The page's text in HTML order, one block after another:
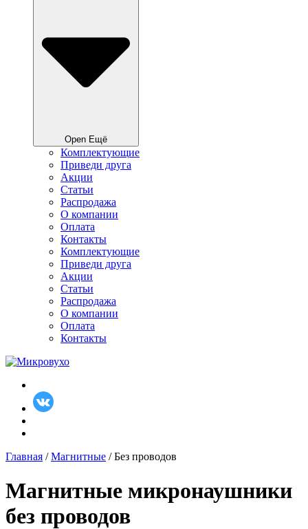
Open Ещё
Комплектующие
Приведи друга
Акции
Статьи
Распродажа
О компании
Оплата
Контакты
Комплектующие
Приведи друга
Акции
Статьи
Распродажа
О компании
Оплата
Контакты
Главная /Магнитные / Без проводов
Магнитные микронаушники
без проводов